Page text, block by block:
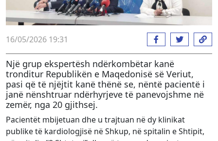
16/05/2026 19:31
Një grup ekspertësh ndërkombëtar kanë
tronditur Republikën e Maqedonisë së Veriut,
pasi që të njëjtit kanë thënë se, nëntë pacientë i
janë nënshtruar ndërhyrjeve të panevojshme në
zemër, nga 20 gjithsej.
Pacientët mbijetuan dhe u trajtuan në dy klinikat
publike të kardiologjisë në Shkup, në spitalin e Shtipit,